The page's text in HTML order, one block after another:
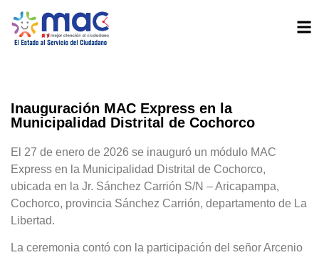
Inauguración MAC Express en la
Municipalidad Distrital de Cochorco
El 27 de enero de 2026 se inauguró un módulo MAC
Express en la Municipalidad Distrital de Cochorco,
ubicada en la Jr. Sánchez Carrión S/N – Aricapampa,
Cochorco, provincia Sánchez Carrión, departamento de La
Libertad.
La ceremonia contó con la participación del señor Arcenio